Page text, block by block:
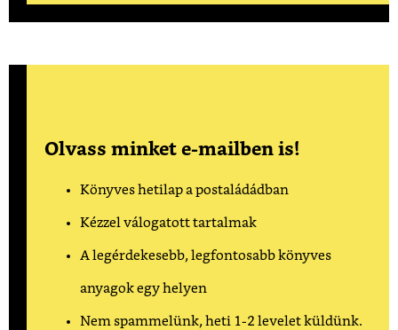
Olvass minket e-mailben is!
Könyves hetilap a postaládádban
Kézzel válogatott tartalmak
A legérdekesebb, legfontosabb könyves
anyagok egy helyen
Nem spammelünk, heti 1-2 levelet küldünk.